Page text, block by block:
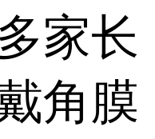
家长
角膜